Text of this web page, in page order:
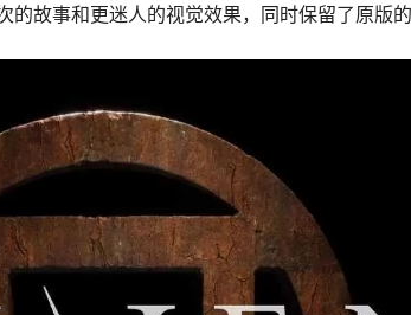
故事和更迷人的视觉效果，同时保留了原版